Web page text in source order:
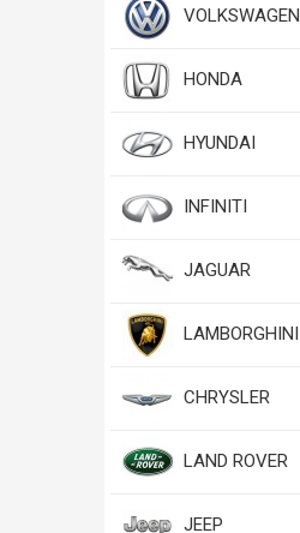
VOLKSWAGEN
HONDA
HYUNDAI
INFINITI
JAGUAR
LAMBORGHINI
CHRYSLER
LAND ROVER
JEEP